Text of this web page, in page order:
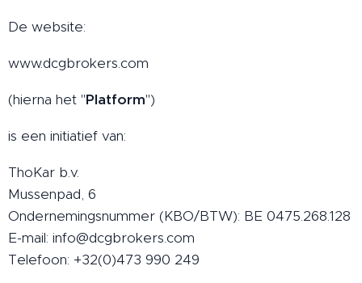
De website:
www.dcgbrokers.com
(hierna het "Platform")
is een initiatief van:
ThoKar b.v.
Mussenpad, 6
Ondernemingsnummer (KBO/BTW): BE 0475.268.128
E-mail: info@dcgbrokers.com
Telefoon: +32(0)473 990 249